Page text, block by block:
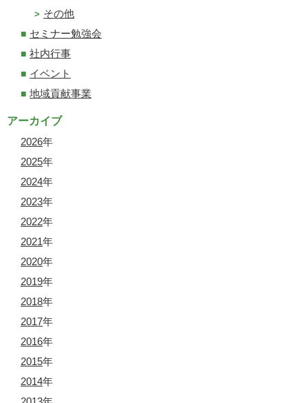
その他
セミナー勉強会
社内行事
イベント
地域貢献事業
アーカイブ
2026年
2025年
2024年
2023年
2022年
2021年
2020年
2019年
2018年
2017年
2016年
2015年
2014年